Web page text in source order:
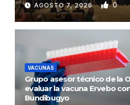
AGOSTO 7, 2026 0
VACUNAS
Grupo asesor técnico de la
evaluar la vacuna Ervebo
Bundibugyo